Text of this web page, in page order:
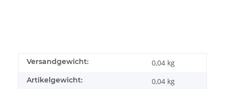
Versandgewicht: 0,04 kg
Artikelgewicht: 0,04 kg